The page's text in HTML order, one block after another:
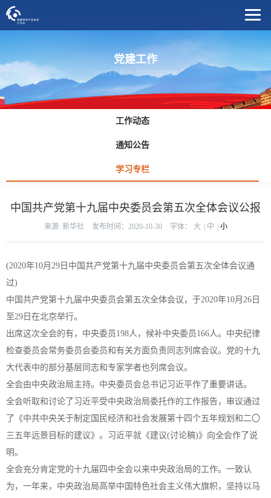
党建工作
PARTY BUILDING WORK
工作动态
通知公告
学习专栏
中国共产党第十九届中央委员会第五次全体会议公报
来源: 新华社 发布时间：2020-10-30 字体： 大 中 小
(2020年10月29日中国共产党第十九届中央委员会第五次全体会议通
过)
中国共产党第十九届中央委员会第五次全体会议，于2020年10月26日
至29日在北京举行。
出席这次全会的有，中央委员198人，候补中央委员166人。中央纪律
检查委员会常务委员会委员和有关方面负责同志列席会议。党的十九
大代表中的部分基层同志和专家学者也列席会议。
全会由中央政治局主持。中央委员会总书记习近平作了重要讲话。
全会听取和讨论了习近平受中央政治局委托作的工作报告，审议通过
了《中共中央关于制定国民经济和社会发展第十四个五年规划和二〇
三五年远景目标的建议》。习近平就《建议(讨论稿)》向全会作了说
明。
全会充分肯定党的十九届四中全会以来中央政治局的工作。一致认
为，一年来，中央政治局高举中国特色社会主义伟大旗帜，坚持以马